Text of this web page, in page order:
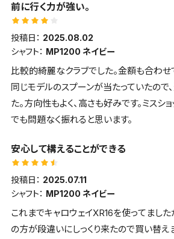
前に行く力が強い。
投稿日： 2025.08.02
シャフト： MP1200 ネイビー
比較的綺麗なクラブでした。金額も合わせ
同じモデルのスプーンが当たっていたので
た。方向性もよく、高さも好みです。ミスシ
でも問題なく振れると思います。
安心して構えることができる
投稿日： 2025.07.11
シャフト： MP1200 ネイビー
これまでキャロウェイXR16を使ってまし
の方が段違いにしっくり来たので買い替え